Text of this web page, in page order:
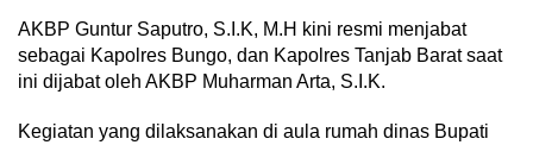
AKBP Guntur Saputro, S.I.K, M.H kini resmi menjabat
sebagai Kapolres Bungo, dan Kapolres Tanjab Barat saat
ini dijabat oleh AKBP Muharman Arta, S.I.K.
Kegiatan yang dilaksanakan di aula rumah dinas Bupati